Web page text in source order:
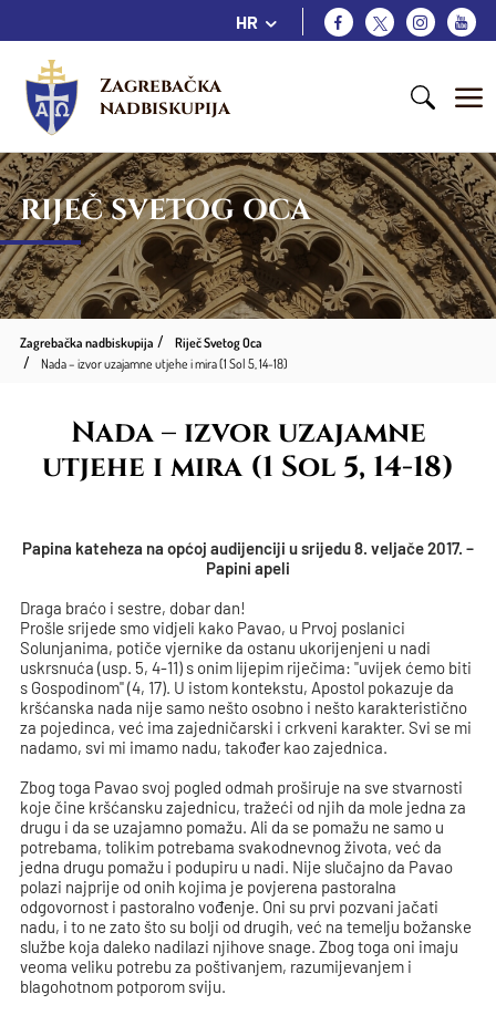
HR
Zagrebačka
nadbiskupija
RIJEČ SVETOG OCA
Zagrebačka nadbiskupija
Riječ Svetog Oca
Nada – izvor uzajamne utjehe i mira (1 Sol 5, 14-18)
Nada – izvor uzajamne
utjehe i mira (1 Sol 5, 14-18)
Papina kateheza na općoj audijenciji u srijedu 8. veljače 2017. –
Papini apeli
Draga braćo i sestre, dobar dan!
Prošle srijede smo vidjeli kako Pavao, u Prvoj poslanici
Solunjanima, potiče vjernike da ostanu ukorijenjeni u nadi
uskrsnuća (usp. 5, 4-11) s onim lijepim riječima: "uvijek ćemo biti
s Gospodinom" (4, 17). U istom kontekstu, Apostol pokazuje da
kršćanska nada nije samo nešto osobno i nešto karakteristično
za pojedinca, već ima zajedničarski i crkveni karakter. Svi se mi
nadamo, svi mi imamo nadu, također kao zajednica.
Zbog toga Pavao svoj pogled odmah proširuje na sve stvarnosti
koje čine kršćansku zajednicu, tražeći od njih da mole jedna za
drugu i da se uzajamno pomažu. Ali da se pomažu ne samo u
potrebama, tolikim potrebama svakodnevnog života, već da
jedna drugu pomažu i podupiru u nadi. Nije slučajno da Pavao
polazi najprije od onih kojima je povjerena pastoralna
odgovornost i pastoralno vođenje. Oni su prvi pozvani jačati
nadu, i to ne zato što su bolji od drugih, već na temelju božanske
službe koja daleko nadilazi njihove snage. Zbog toga oni imaju
veoma veliku potrebu za poštivanjem, razumijevanjem i
blagohotnom potporom sviju.